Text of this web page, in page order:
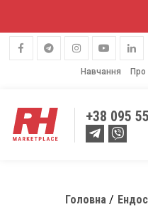
Навчання Про
+38 095
Головна